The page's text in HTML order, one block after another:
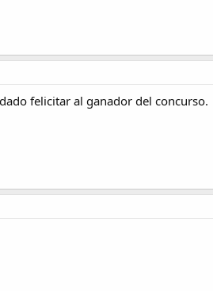
felicitar al ganador del concurso.